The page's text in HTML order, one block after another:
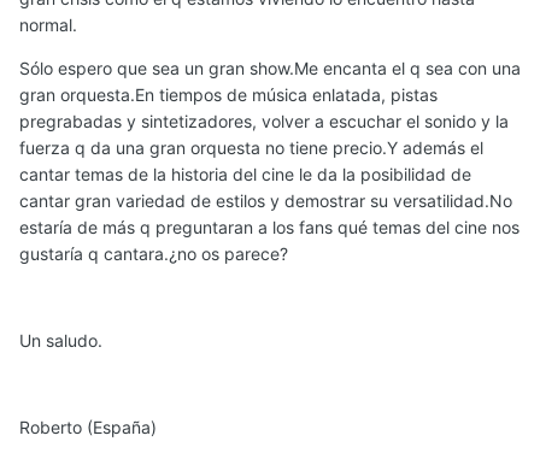
normal.
Sólo espero que sea un gran show.Me encanta el q sea con una
gran orquesta.En tiempos de música enlatada, pistas
pregrabadas y sintetizadores, volver a escuchar el sonido y la
fuerza q da una gran orquesta no tiene precio.Y además el
cantar temas de la historia del cine le da la posibilidad de
cantar gran variedad de estilos y demostrar su versatilidad.No
estaría de más q preguntaran a los fans qué temas del cine nos
gustaría q cantara.¿no os parece?
Un saludo.
Roberto (España)